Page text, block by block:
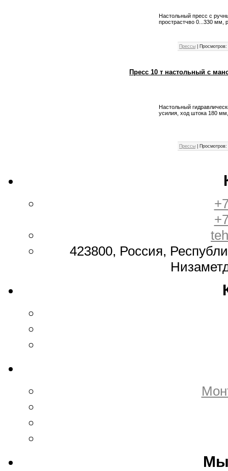
Настольный пресс с
прострастчво 0...330 мм,
Прессы Просмотров:
Пресс 10 т настольный с
Настольный
усилия, ход штока 180
Прессы Просмотров:
423800, Россия,
Мы